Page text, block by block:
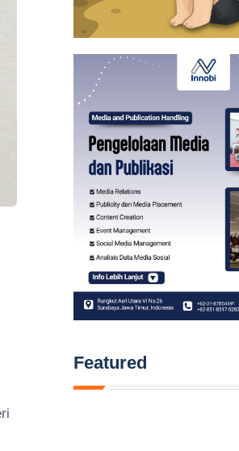
Featured